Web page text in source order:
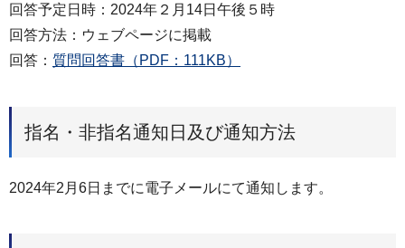
回答予定日時：2024年２月14日午後５時
回答方法：ウェブページに掲載
回答： 質問回答書（PDF：111KB）
指名・非指名通知日及び通知方法
2024年2月6日までに電子メールにて通知します。